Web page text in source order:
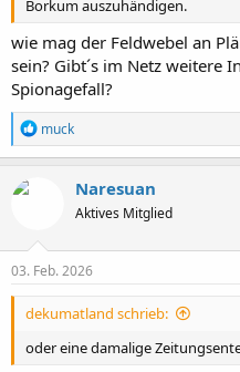
Borkum auszuhändigen.
wie mag der Feldwebel an
sein? Gibt´s im Netz weitere
Spionagefall?
R
e
a
n
e
muck
Naresuan
Aktives Mitglied
03. Feb. 2026
dekumatland schrieb:
oder eine damalige